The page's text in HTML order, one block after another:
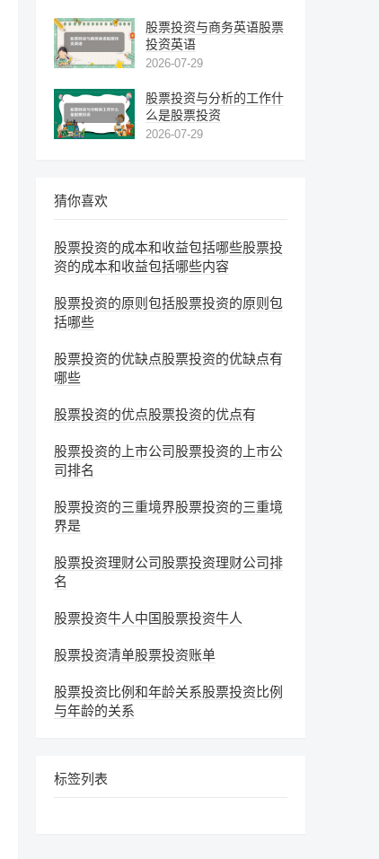
股票投资与商务英语股票
投资英语
2026-07-29
股票投资与分析的工作什
么是股票投资
2026-07-29
猜你喜欢
股票投资的成本和收益包括哪些股票投
资的成本和收益包括哪些内容
股票投资的原则包括股票投资的原则包
括哪些
股票投资的优缺点股票投资的优缺点有
哪些
股票投资的优点股票投资的优点有
股票投资的上市公司股票投资的上市公
司排名
股票投资的三重境界股票投资的三重境
界是
股票投资理财公司股票投资理财公司排
名
股票投资牛人中国股票投资牛人
股票投资清单股票投资账单
股票投资比例和年龄关系股票投资比例
与年龄的关系
标签列表